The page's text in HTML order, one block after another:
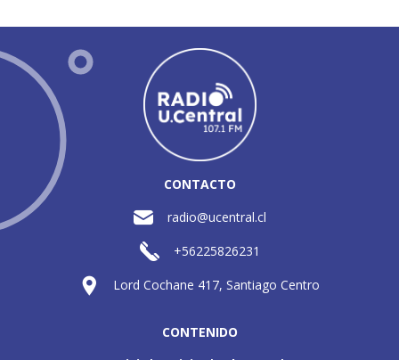
CONTACTO
radio@ucentral.cl
+56225826231
Lord Cochane 417, Santiago Centro
CONTENIDO